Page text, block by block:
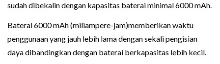
sudah dibekalin dengan kapasitas baterai minimal 6000 mAh.
Baterai 6000 mAh (miliampere-jam)memberikan waktu
penggunaan yang jauh lebih lama dengan sekali pengisian
daya dibandingkan dengan baterai berkapasitas lebih kecil.